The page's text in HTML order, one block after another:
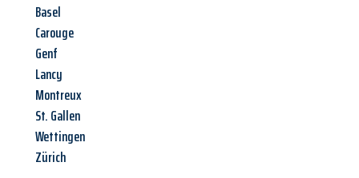
Basel
Carouge
Genf
Lancy
Montreux
St. Gallen
Wettingen
Zürich